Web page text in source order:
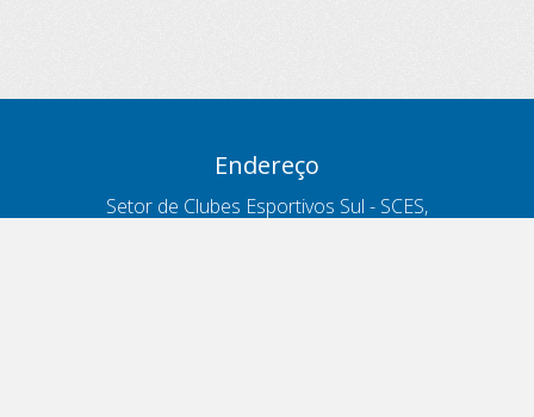
Endereço
Setor de Clubes Esportivos Sul - SCES,